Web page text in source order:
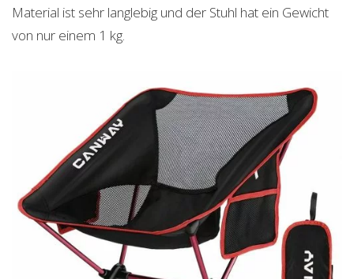
Material ist sehr langlebig und der Stuhl hat ein Gewicht
von nur einem 1 kg.